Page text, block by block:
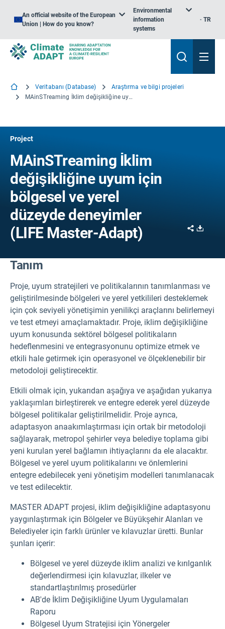
An official website of the European
Union | How do you know?
Environmental
information
systems
TR
Veritabanı (Database)
Araştırma ve bilgi projeleri
MAinSTreaming İklim değişikliğine uyum için bölgesel ve yerel düzeyde deneyimler
Project
MAinSTreaming İklim
değişikliğine uyum için
bölgesel ve yerel
düzeyde deneyimler
(LIFE Master-Adapt)
Share
Tanım
Proje, uyum stratejileri ve politikalarının tanımlanması ve
geliştirilmesinde bölgeleri ve yerel yetkilileri desteklemek
için çok seviyeli yönetişimin yenilikçi araçlarını belirlemeyi
ve test etmeyi amaçlamaktadır. Proje, iklim değişikliğine
uyum konusunda sektörel bölgesel politikaların
hedeflenmesini ve entegrasyonunu optimize etmek ve
etkili hale getirmek için operasyonel ve ölçeklenebilir bir
metodoloji geliştirecektir.
Etkili olmak için, yukarıdan aşağıya ve aşağıdan yukarıya
yaklaşımları birleştirerek ve entegre ederek yerel düzeyde
bölgesel politikalar geliştirilmelidir. Proje ayrıca,
adaptasyon anaakımlaştırması için ortak bir metodoloji
sağlayarak, metropol şehirler veya belediye toplama gibi
yeni kurulan yerel bağlamın ihtiyaçlarını da ele alacaktır.
Bölgesel ve yerel uyum politikalarını ve önlemlerini
entegre edebilecek yeni yönetişim modelleri tanımlanacak
ve test edilecektir.
MASTER ADAPT projesi, iklim değişikliğine adaptasyonu
yaygınlaştırmak için Bölgeler ve Büyükşehir Alanları ve
Belediyeler için farklı ürünler ve kılavuzlar üretti. Bunlar
şunları içerir:
Bölgesel ve yerel düzeyde iklim analizi ve kırılganlık
değerlendirmesi için kılavuzlar, ilkeler ve
standartlaştırılmış prosedürler
AB'de İklim Değişikliğine Uyum Uygulamaları
Raporu
Bölgesel Uyum Stratejisi için Yönergeler